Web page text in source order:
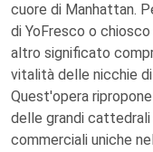
cuore di Manhattan.
di YoFresco o
altro significato
vitalità delle nicchie
Quest'opera
delle grandi
commerciali uniche